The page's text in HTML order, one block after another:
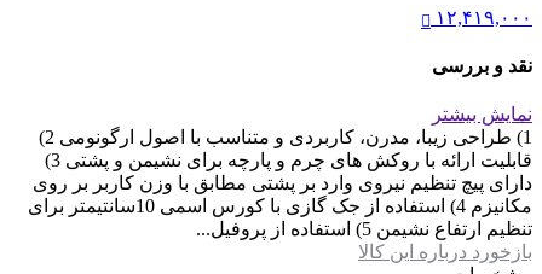
۱۲,۴۱۹,۰۰۰
نقد و بررسی
نمایش بیشتر
1) طراحی زیبا، مدرن، کاربردی و متناسب با اصول ارگونومی 2)
قابلیت ارائه با روکش های چرم و پارچه برای نشیمن و پشتی 3)
دارای پیچ تنظیم نیروی وارد بر پشتی مطابق با وزن کاربر بر روی
مکانیزم 4) استفاده از جک گازی با کورس اسمی 10سانتیمتر برای
تنظیم ارتفاع نشیمن 5) استفاده از پروفیل...
بازخورد درباره این کالا